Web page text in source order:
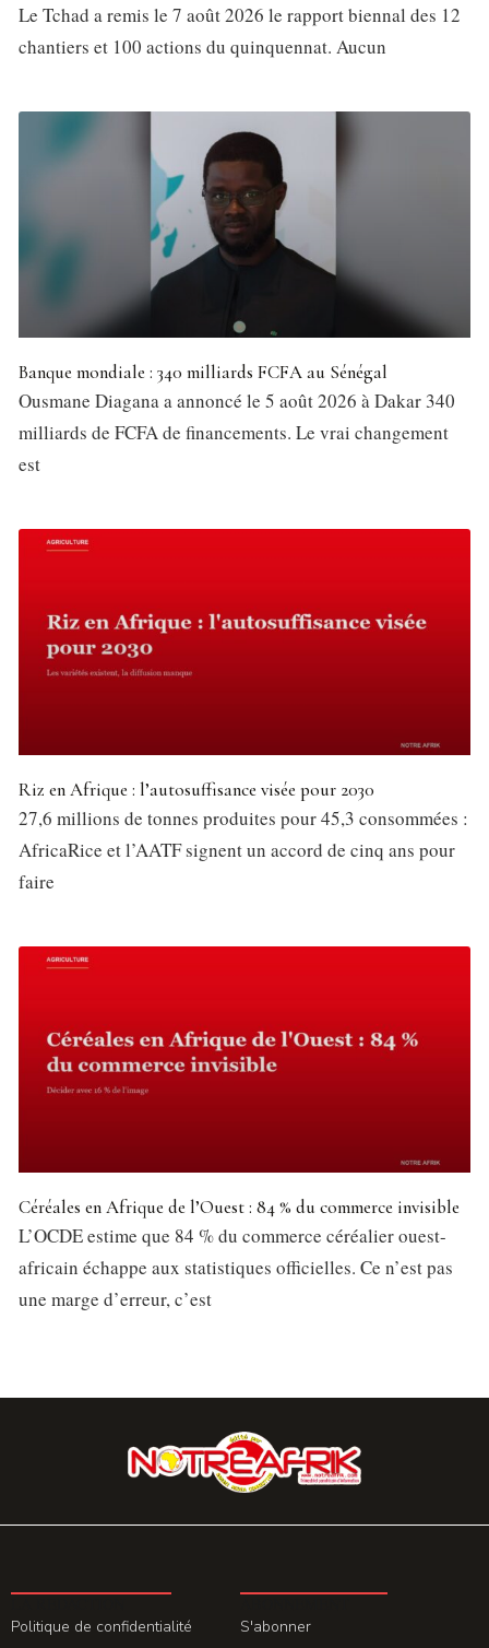
Le Tchad a remis le 7 août 2026 le rapport biennal des 12
chantiers et 100 actions du quinquennat. Aucun
Banque mondiale : 340 milliards FCFA au Sénégal
Ousmane Diagana a annoncé le 5 août 2026 à Dakar 340
milliards de FCFA de financements. Le vrai changement
est
Riz en Afrique : l’autosuffisance visée pour 2030
27,6 millions de tonnes produites pour 45,3 consommées :
AfricaRice et l’AATF signent un accord de cinq ans pour
faire
Céréales en Afrique de l’Ouest : 84 % du commerce invisible
L’OCDE estime que 84 % du commerce céréalier ouest-
africain échappe aux statistiques officielles. Ce n’est pas
une marge d’erreur, c’est
Politique de confidentialité
S'abonner